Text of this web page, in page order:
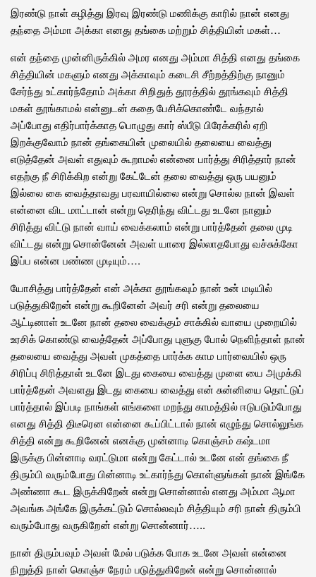
இரண்டு நாள் கழித்து இரவு இரண்டு மணிக்கு காரில் நான் எனது
தந்தை அம்மா அக்கா எனது தங்கை மற்றும் சித்தியின் மகள்…
என் தந்தை முன்னிருக்கில் அமர எனது அம்மா சித்தி எனது தங்கை
சித்தியின் மகளும் எனது அக்காவும் கடைசி சீற்றத்திற்கு நானும்
சேர்ந்து உட்கார்ந்தோம் அக்கா சிறிதுத் தூரத்தில் தூங்கவும் சித்தி
மகள் தூங்காமல் என்னுடன் கதை பேசிக்கொண்டே வந்தால்
அப்போது எதிர்பார்க்காத பொழுது கார் ஸ்பீடு பிரேக்கரில் ஏறி
இறக்குவோம் நான் தங்கையின் முலையில் தலையை வைத்து
எடுத்தேன் அவள் எதுவும் கூறாமல் என்னை பார்த்து சிரித்தார் நான்
எதற்கு நீ சிரிக்கிற என்று கேட்டேன் தலை வைத்து ஒரு பயனும்
இல்லை கை வைத்தாவது பரவாயில்லை என்று சொல்ல நான் இவள்
என்னை விட மாட்டான் என்று தெரிந்து விட்டது உடனே நானும்
சிரித்து விட்டு நான் வாய் வைக்கலாம் என்று பார்த்தேன் தலை முடி
விட்டது என்று சொன்னேன் அவள் யாரை இல்லாதபோது வச்சுக்கோ
இப்ப என்ன பண்ண முடியும்….
யோசித்து பார்த்தேன் என் அக்கா தூங்கவும் நான் உன் மடியில்
படுத்துகிறேன் என்று கூறினேன் அவர் சரி என்று தலையை
ஆட்டினாள் உடனே நான் தலை வைக்கும் சாக்கில் வாயை முறையில்
உரசிக் கொண்டு வைத்தேன் அப்போது புளுகு போல் நெளிந்தாள் நான்
தலையை வைத்து அவள் முகத்தை பார்க்க காம பார்வையில் ஒரு
சிரிப்பு சிரித்தாள் உடனே இடது கையை வைத்து முளை யை அமுக்கி
பார்த்தேன் அவளது இடது கையை வைத்து என் சுன்னியை தொட்டுப்
பார்த்தால் இப்படி நாங்கள் எங்களை மறந்து காமத்தில் ஈடுபடும்போது
எனது சித்தி திடீரென என்னை கூப்பிட்டால் நான் எழுந்து சொல்லுங்க
சித்தி என்று கூறினேன் எனக்கு முன்னாடி கொஞ்சம் கஷ்டமா
இருக்கு பின்னாடி வரட்டுமா என்று கேட்டால் உடனே என் தங்கை நீ
திரும்பி வரும்போது பின்னாடி உட்கார்ந்து கொள்ளுங்கள் நான் இங்கே
அண்ணா கூட இருக்கிறேன் என்று சொன்னால் எனது அம்மா ஆமா
அவங்க அங்கே இருக்கட்டும் சொல்லவும் சித்தியும் சரி நான் திரும்பி
வரும்போது வருகிறேன் என்று சொன்னார்…..
நான் திரும்பவும் அவள் மேல் படுக்க போக உடனே அவள் என்னை
நிறுத்தி நான் கொஞ்ச நேரம் படுத்துகிறேன் என்று சொன்னால்